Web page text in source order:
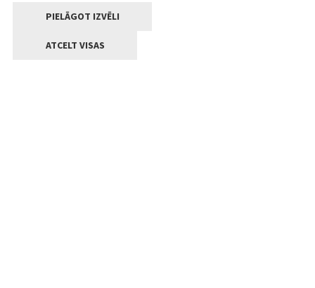
PIELĀGOT IZVĒLI
ATCELT VISAS